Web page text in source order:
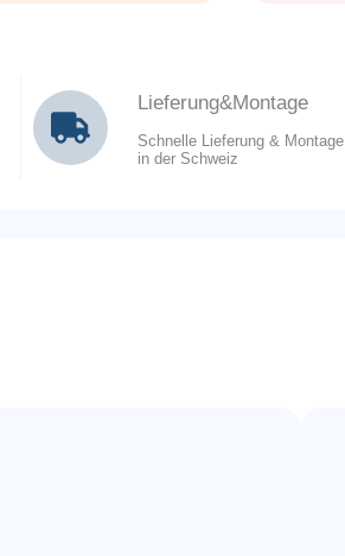
Lieferung&Montage
Schnelle Lieferung & Montage
in der Schweiz